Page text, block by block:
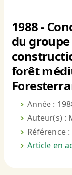
1988 -
du groupe
forêt
Année :
Auteur(s) :
Référence :
Article en